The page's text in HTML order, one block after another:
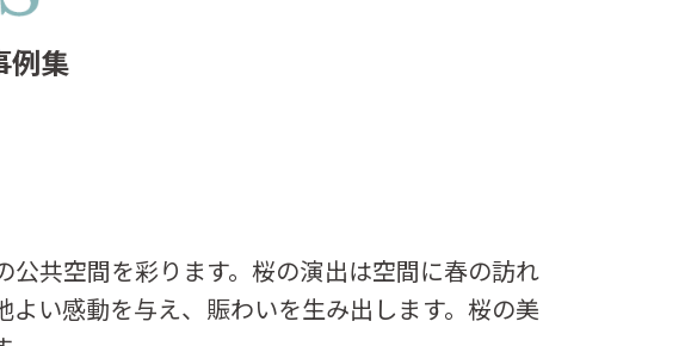
共空間を彩ります。桜の演出は空間に春の訪れ
い感動を与え、賑わいを生み出します。桜の美